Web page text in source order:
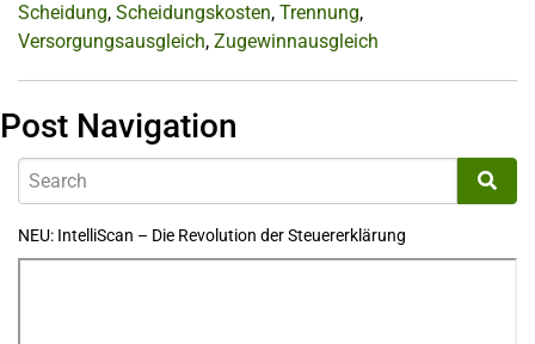
Scheidung, Scheidungskosten, Trennung,
Versorgungsausgleich, Zugewinnausgleich
Post Navigation
NEU: IntelliScan – Die Revolution der Steuererklärung